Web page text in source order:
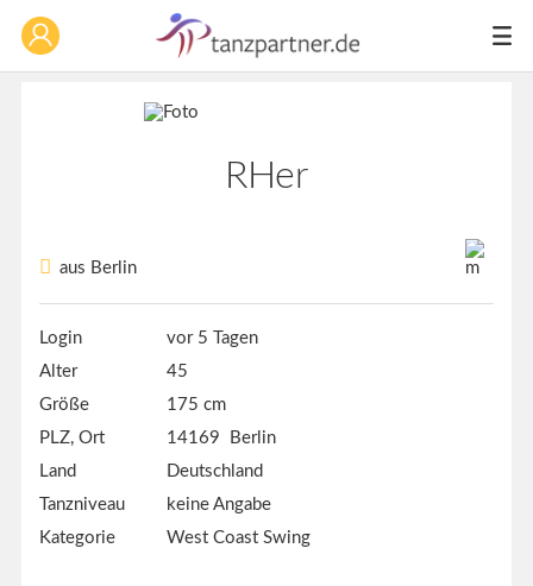
RHer
aus Berlin
Login
vor 5 Tagen
Alter
45
Größe
175 cm
PLZ, Ort
14169 Berlin
Land
Deutschland
Tanzniveau
keine Angabe
Kategorie
West Coast Swing